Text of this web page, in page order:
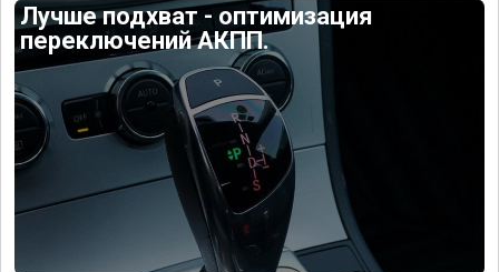
Лучше подхват - оптимизация
переключений АКПП.